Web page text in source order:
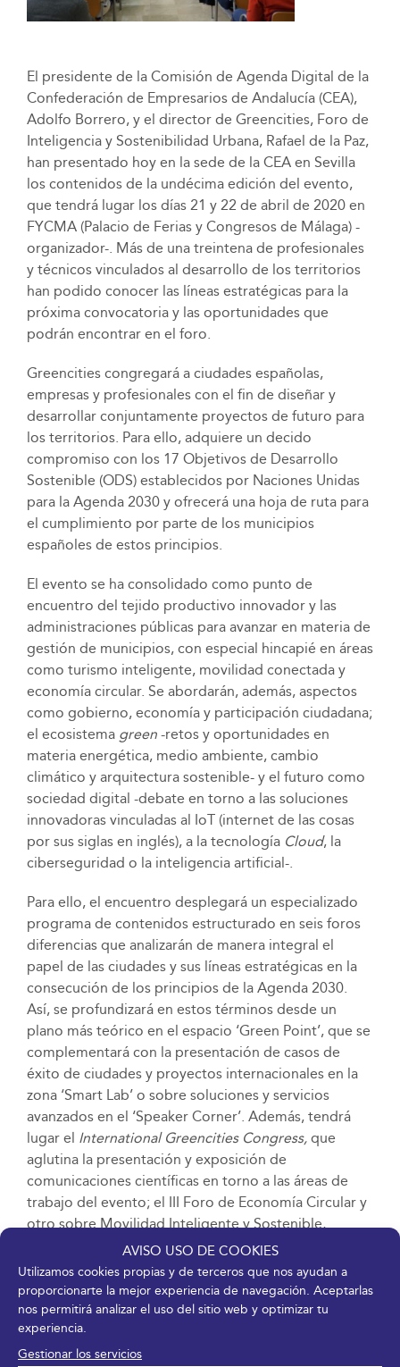
AVISO USO DE COOKIES
Utilizamos cookies propias y de terceros que nos ayudan a
proporcionarte la mejor experiencia de navegación. Aceptarlas
nos permitirá analizar el uso del sitio web y optimizar tu
experiencia.
Gestionar los servicios
El presidente de la Comisión de Agenda Digital de la
Confederación de Empresarios de Andalucía (CEA),
Adolfo Borrero, y el director de Greencities, Foro de
Inteligencia y Sostenibilidad Urbana, Rafael de la Paz,
han presentado hoy en la sede de la CEA en Sevilla
los contenidos de la undécima edición del evento,
que tendrá lugar los días 21 y 22 de abril de 2020 en
FYCMA (Palacio de Ferias y Congresos de Málaga) -
organizador-. Más de una treintena de profesionales
y técnicos vinculados al desarrollo de los territorios
han podido conocer las líneas estratégicas para la
próxima convocatoria y las oportunidades que
podrán encontrar en el foro.
Greencities congregará a ciudades españolas,
empresas y profesionales con el fin de diseñar y
desarrollar conjuntamente proyectos de futuro para
los territorios. Para ello, adquiere un decido
compromiso con los 17 Objetivos de Desarrollo
Sostenible (ODS) establecidos por Naciones Unidas
para la Agenda 2030 y ofrecerá una hoja de ruta para
el cumplimiento por parte de los municipios
españoles de estos principios.
El evento se ha consolidado como punto de
encuentro del tejido productivo innovador y las
administraciones públicas para avanzar en materia de
gestión de municipios, con especial hincapié en áreas
como turismo inteligente, movilidad conectada y
economía circular. Se abordarán, además, aspectos
como gobierno, economía y participación ciudadana;
el ecosistema green-retos y oportunidades en
materia energética, medio ambiente, cambio
climático y arquitectura sostenible- y el futuro como
sociedad digital -debate en torno a las soluciones
innovadoras vinculadas al IoT (internet de las cosas
por sus siglas en inglés), a la tecnologíaCloud, la
ciberseguridad o la inteligencia artificial-.
Para ello, el encuentro desplegará un especializado
programa de contenidos estructurado en seis foros
diferencias que analizarán de manera integral el
papel de las ciudades y sus líneas estratégicas en la
consecución de los principios de la Agenda 2030.
Así, se profundizará en estos términos desde un
plano más teórico en el espacio ‘Green Point’, que se
complementará con la presentación de casos de
éxito de ciudades y proyectos internacionales en la
zona ‘Smart Lab’ o sobre soluciones y servicios
avanzados en el ‘Speaker Corner’. Además, tendrá
lugar el International Greencities Congress, que
aglutina la presentación y exposición de
comunicaciones científicas en torno a las áreas de
trabajo del evento; el III Foro de Economía Circular y
otro sobre Movilidad Inteligente y Sostenible,
temática que adquiere gran relevancia en el evento.
Cabe destacar que Greencities albergará una jornada
sobre limpieza viaria.
Tomando como base la generación de
la promoción de oportunidades de negocio, reunirá